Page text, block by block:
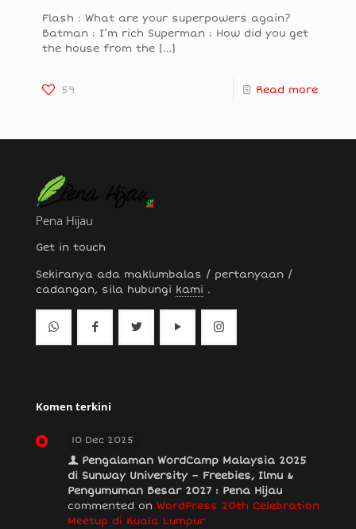
Flash : What are your superpowers again?
Batman : I’m rich Superman : How did you get
the house from the […]
59 Read more
Pena Hijau
Get in touch
Sekiranya ada maklumbalas / pertanyaan /
cadangan, sila hubungi kami .
Komen terkini
10 Dec 2025
Pengalaman WordCamp Malaysia 2025
di Sunway University – Freebies, Ilmu &
Pengumuman Besar 2027 : Pena Hijau
commented on WordPress 20th Celebration
Meetup di Kuala Lumpur